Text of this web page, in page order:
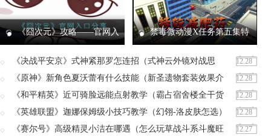
《囧次元》攻略——官网入
口
禁毒微动漫X任务第五集特
效减肥药答案大全 X任务第五集
《决战平安京》式神紧那罗怎连招（式神云外镜对战思
路）
12.28
《原神》新角色夏沃蕾有什么技能（新圣遗物套装效果介
绍）
12.28
《和平精英》近可骑脸远能点射教学（霸占宿舍楼全干货
教学）
12.28
《英雄联盟》迦娜保姆级小技巧教学（幻翎-洛皮肤怎选） 12.28
《赛尔号》高级精灵小洁在哪遇（怎么玩草战斗系斗魔旺
12.27